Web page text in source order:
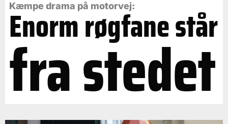
Kæmpe drama på motorvej:
Enorm røgfane står
fra stedet